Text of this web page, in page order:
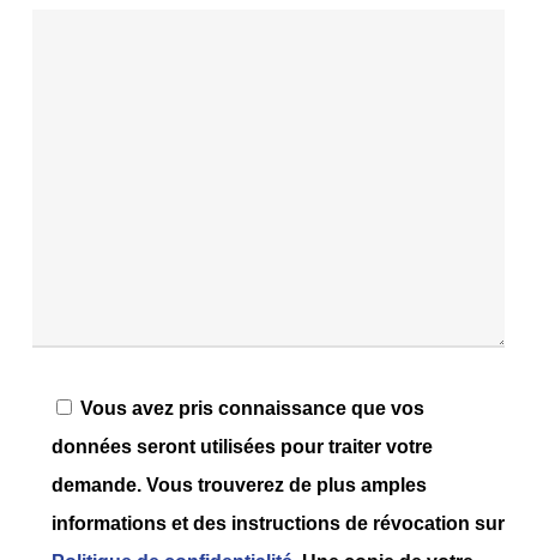
Vous avez pris connaissance que vos
données seront utilisées pour traiter votre
demande. Vous trouverez de plus amples
informations et des instructions de révocation sur